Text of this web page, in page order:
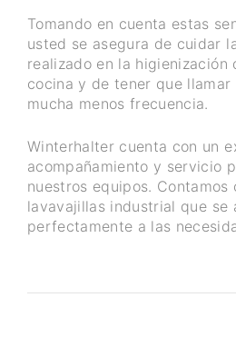
Tomando en cuenta estas
usted se asegura de cuidar
realizado en la higienización
cocina y de tener que
mucha menos frecuencia.
Winterhalter cuenta con un
acompañamiento y servicio
nuestros equipos. Contamos
lavavajillas industrial que se
perfectamente a las